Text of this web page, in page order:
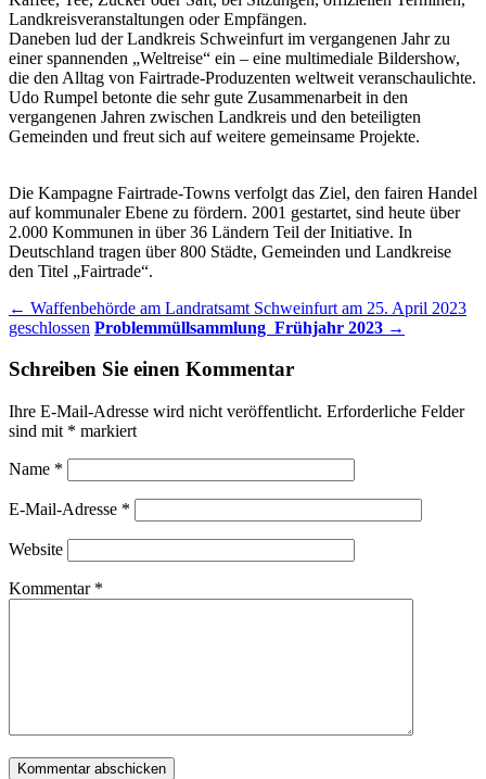
Landkreisveranstaltungen oder Empfängen.
Daneben lud der Landkreis Schweinfurt im vergangenen Jahr zu
einer spannenden „Weltreise“ ein – eine multimediale Bildershow,
die den Alltag von Fairtrade-Produzenten weltweit veranschaulichte.
Udo Rumpel betonte die sehr gute Zusammenarbeit in den
vergangenen Jahren zwischen Landkreis und den beteiligten
Gemeinden und freut sich auf weitere gemeinsame Projekte.
Die Kampagne Fairtrade-Towns verfolgt das Ziel, den fairen Handel
auf kommunaler Ebene zu fördern. 2001 gestartet, sind heute über
2.000 Kommunen in über 36 Ländern Teil der Initiative. In
Deutschland tragen über 800 Städte, Gemeinden und Landkreise
den Titel „Fairtrade“.
Post
navigation
← Waffenbehörde am Landratsamt Schweinfurt am 25. April 2023
geschlossen Problemmüllsammlung Frühjahr 2023 →
Schreiben Sie einen Kommentar
Ihre E-Mail-Adresse wird nicht veröffentlicht. Erforderliche Felder
sind mit * markiert
Name *
E-Mail-Adresse *
Website
Kommentar *